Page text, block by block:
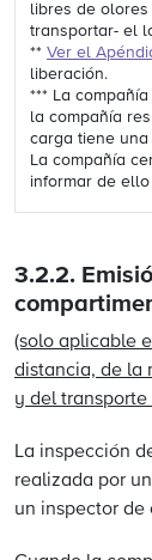
libres de
transportar- el
** Ver el
liberación.
*** La
la compañía
carga tiene una
La compañía
informar de
3.2.2.
(solo aplicable
distancia, de la
y del transporte
La inspección
realizada por
un inspector de